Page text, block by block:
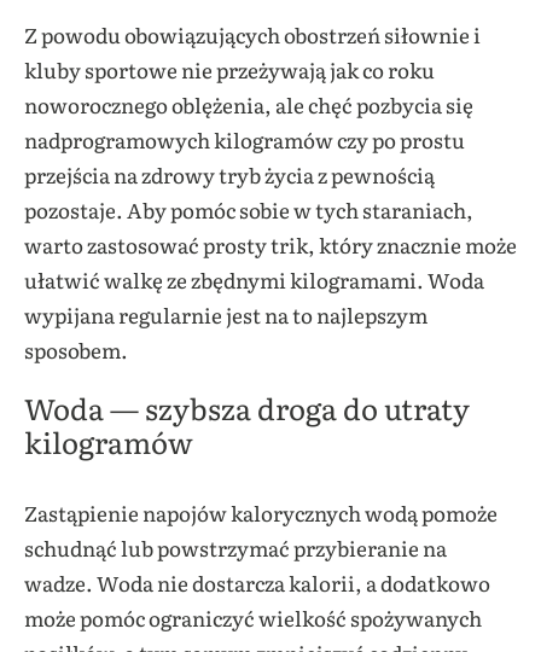
Z powodu obowiązujących obostrzeń siłownie i
kluby sportowe nie przeżywają jak co roku
noworocznego oblężenia, ale chęć pozbycia się
nadprogramowych kilogramów czy po prostu
przejścia na zdrowy tryb życia z pewnością
pozostaje. Aby pomóc sobie w tych staraniach,
warto zastosować prosty trik, który znacznie może
ułatwić walkę ze zbędnymi kilogramami. Woda
wypijana regularnie jest na to najlepszym
sposobem.
Woda — szybsza droga do utraty
kilogramów
Zastąpienie napojów kalorycznych wodą pomoże
schudnąć lub powstrzymać przybieranie na
wadze. Woda nie dostarcza kalorii, a dodatkowo
może pomóc ograniczyć wielkość spożywanych